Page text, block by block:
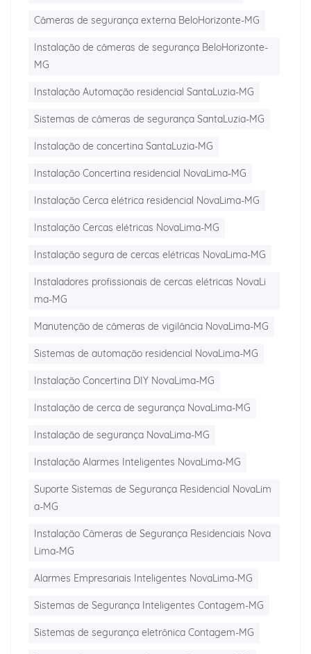
Câmeras de segurança externa BeloHorizonte-MG
Instalação de câmeras de segurança BeloHorizonte-
MG
Instalação Automação residencial SantaLuzia-MG
Sistemas de câmeras de segurança SantaLuzia-MG
Instalação de concertina SantaLuzia-MG
Instalação Concertina residencial NovaLima-MG
Instalação Cerca elétrica residencial NovaLima-MG
Instalação Cercas elétricas NovaLima-MG
Instalação segura de cercas elétricas NovaLima-MG
Instaladores profissionais de cercas elétricas NovaLi
ma-MG
Manutenção de câmeras de vigilância NovaLima-MG
Sistemas de automação residencial NovaLima-MG
Instalação Concertina DIY NovaLima-MG
Instalação de cerca de segurança NovaLima-MG
Instalação de segurança NovaLima-MG
Instalação Alarmes Inteligentes NovaLima-MG
Suporte Sistemas de Segurança Residencial NovaLim
a-MG
Instalação Câmeras de Segurança Residenciais Nova
Lima-MG
Alarmes Empresariais Inteligentes NovaLima-MG
Sistemas de Segurança Inteligentes Contagem-MG
Sistemas de segurança eletrônica Contagem-MG